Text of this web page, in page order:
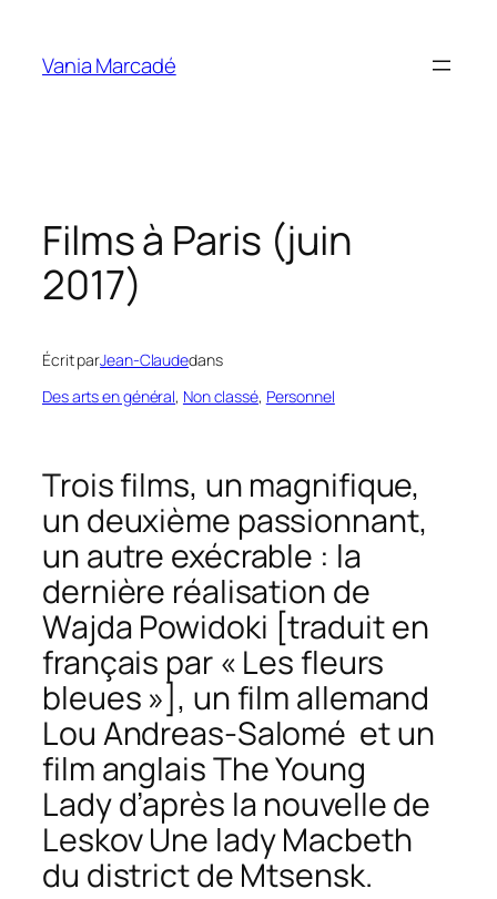
contenu
Vania Marcadé
Films à Paris (juin
2017)
Écrit parJean-Claudedans
Des arts en général, Non classé, Personnel
Trois films, un magnifique,
un deuxième passionnant,
un autre exécrable : la
dernière réalisation de
Wajda Powidoki [traduit en
français par « Les fleurs
bleues »], un film allemand
Lou Andreas-Salomé et un
film anglaisThe Young
Ladyd’après la nouvelle de
LeskovUne lady Macbeth
du district de Mtsensk.